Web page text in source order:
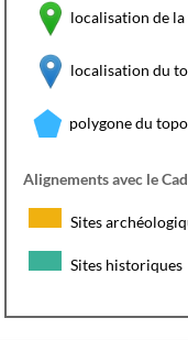
localisation de
localisation du
polygone du
Alignements avec le
Sites
Sites historiques